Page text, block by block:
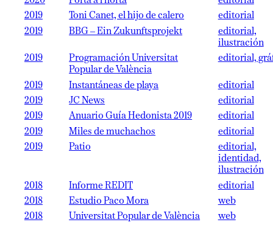
2019
Toni Canet, el hijo de calero
editorial
2019
BBG – Ein Zukunftsprojekt
editorial,
ilustración
2019
Programación Universitat
Popular de València
editorial,
2019 Instantáneas de playa
editorial
2019
JC News
editorial
2019
Anuario Guía Hedonista 2019
editorial
2019
Miles de muchachos
editorial
2019
Patio
editorial,
identidad,
ilustración
2018
Informe REDIT
editorial
2018
Estudio Paco Mora
web
2018
Universitat Popular de València
web